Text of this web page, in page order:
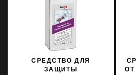
СРЕДСТВО ДЛЯ
ЗАЩИТЫ